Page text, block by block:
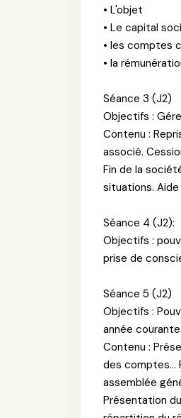
• L'objet
• Le capital
• les comptes
• la
Séance 3 (J2)
Objectifs :
Contenu :
associé.
Fin de la
situations.
Séance 4 (J2):
Objectifs :
prise de
Séance 5 (J2)
Objectifs :
année courante.
Contenu :
des
assemblée
Présentation